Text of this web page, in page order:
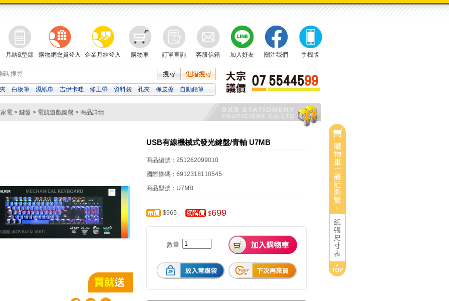
月結&型錄 購物網會員登入 企業月結登入 購物車 訂單查詢 客服信箱 加入好友 關注我們 手機版
白板筆 濕紙巾 吉伊卡哇 修正帶 資料袋 孔夾 橡皮擦
自動鉛筆
電 > 鍵盤 > 電競遊戲鍵盤 > 商品詳情
USB有線機械式發光鍵盤/青軸 U7MB
商品編號： 251262099010
國際條碼： 6912318110545
商品型號： U7MB
$965 $699
數量